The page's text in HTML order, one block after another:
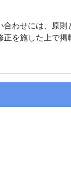
わせには、原則
正を施した上で